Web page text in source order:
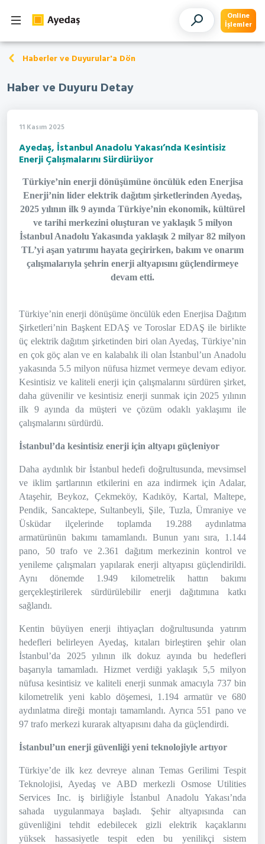
Online
İşlemler
Haberler ve Duyurular'a Dön
Haber ve Duyuru Detay
11 Kasım 2025
Ayedaş, İstanbul Anadolu Yakası’nda Kesintisiz
Enerji Çalışmalarını Sürdürüyor
Türkiye’nin enerji dönüşümüne öncülük eden Enerjisa
Enerji’nin lider elektrik dağıtım şirketlerinden Ayedaş,
2025 yılının ilk 9 ayında Türkiye’nin ekonomik, kültürel
ve tarihi merkezini oluşturan ve yaklaşık 5 milyon
İstanbul Anadolu Yakasında yaklaşık 2 milyar 82 milyon
TL’yi aşan yatırımı hayata geçirirken, bakım ve onarım
çalışmalarıyla şehrin enerji altyapısını güçlendirmeye
devam etti.
Türkiye’nin enerji dönüşüme öncülük eden Enerjisa Dağıtım
Şirketleri’nin Başkent EDAŞ ve Toroslar EDAŞ ile birlikte
üç elektrik dağıtım şirketinden biri olan Ayedaş, Türkiye’nin
en çok göç alan ve en kalabalık ili olan İstanbul’un Anadolu
yakasında 5.5 milyon nüfusa hizmet vermeye devam ediyor.
Kesintisiz ve kaliteli enerji için çalışmalarını sürdüren şirket,
daha güvenilir ve kesintisiz enerji sunmak için 2025 yılının
ilk 9 ayında da müşteri ve çözüm odaklı yaklaşımı ile
çalışmalarını sürdürdü.
İstanbul’da kesintisiz enerji için altyapı güçleniyor
Daha aydınlık bir İstanbul hedefi doğrultusunda, mevsimsel
ve iklim şartlarının etkilerini en aza indirmek için Adalar,
Ataşehir, Beykoz, Çekmeköy, Kadıköy, Kartal, Maltepe,
Pendik, Sancaktepe, Sultanbeyli, Şile, Tuzla, Ümraniye ve
Üsküdar ilçelerinde toplamda 19.288 aydınlatma
armatürünün bakımı tamamlandı. Bunun yanı sıra, 1.144
pano, 50 trafo ve 2.361 dağıtım merkezinin kontrol ve
yenileme çalışmaları yapılarak enerji altyapısı güçlendirildi.
Aynı dönemde 1.949 kilometrelik hattın bakımı
gerçekleştirilerek sürdürülebilir enerji dağıtımına katkı
sağlandı.
Kentin büyüyen enerji ihtiyaçları doğrultusunda yatırım
hedefleri belirleyen Ayedaş, kıtaları birleştiren şehir olan
İstanbul’da 2025 yılının ilk dokuz ayında bu hedefleri
başarıyla tamamladı. Hizmet verdiği yaklaşık 5,5 milyon
nüfusa kesintisiz ve kaliteli enerji sunmak amacıyla 737 bin
kilometrelik yeni kablo döşemesi, 1.194 armatür ve 680
aydınlatma direği montajı tamamlandı. Ayrıca 551 pano ve
97 trafo merkezi kurarak altyapısını daha da güçlendirdi.
İstanbul’un enerji güvenliği yeni teknolojiyle artıyor
Türkiye’de ilk kez devreye alınan Temas Gerilimi Tespit
Teknolojisi, Ayedaş ve ABD merkezli Osmose Utilities
Services Inc. iş birliğiyle İstanbul Anadolu Yakası’nda
sahada uygulanmaya başladı. Şehir altyapısında can
güvenliğini tehdit edebilecek gizli elektrik kaçaklarını
yüksek hassasiyetle tespit eden bu yenilikçi sistem